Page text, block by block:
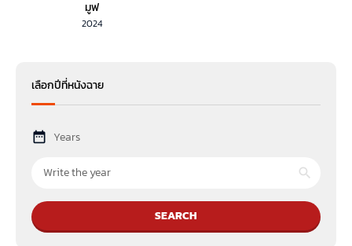
มูฟ
2024
เลือกปีที่หนังฉาย
Years
SEARCH